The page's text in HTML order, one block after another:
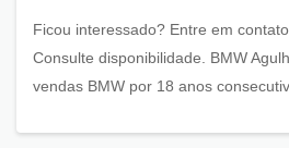
Ficou interessado? Entre em
Consulte disponibilidade. BMW
vendas BMW por 18 anos